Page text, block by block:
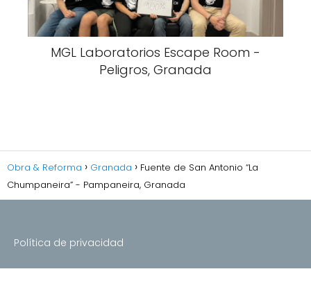
MGL Laboratorios Escape Room -
Peligros, Granada
Obra & Reforma Granada
Fuente de San Antonio “La
Chumpaneira” - Pampaneira, Granada
Política de privacidad